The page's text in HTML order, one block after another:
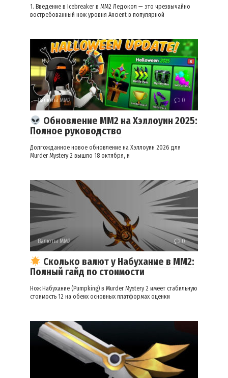
1. Введение в Icebreaker в MM2 Ледокол — это чрезвычайно
востребованный нож уровня Ancient в популярной
Валюты ММ2 0
Обновление MM2 на Хэллоуин 2025:
Полное руководство
Долгожданное новое обновление на Хэллоуин 2026 для
Murder Mystery 2 вышло 18 октября, и
Валюты ММ2 0
Сколько валют у Набухание в ММ2:
Полный гайд по стоимости
Нож Набухание (Pumpking) в Murder Mystery 2 имеет стабильную
стоимость 12 на обеих основных платформах оценки